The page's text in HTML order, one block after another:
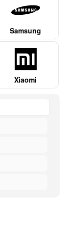
Samsung
Xiaomi